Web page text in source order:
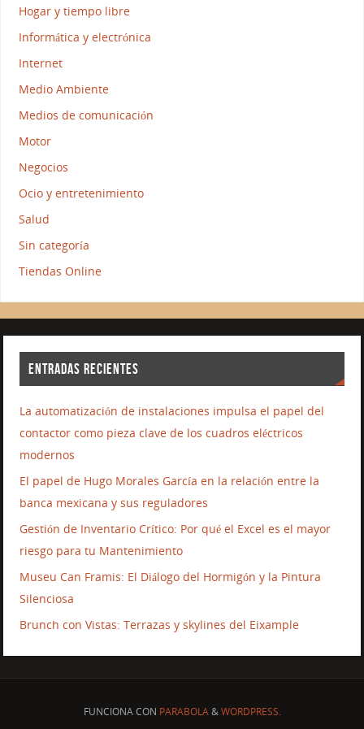
Hogar y tiempo libre
Informática y electrónica
Internet
Medio Ambiente
Medios de comunicación
Motor
Negocios
Ocio y entretenimiento
Salud
Sin categoría
Tiendas Online
ENTRADAS RECIENTES
La automatización de instalaciones impulsa el papel del
contactor como pieza clave de los cuadros eléctricos
modernos
El papel de Hugo Morales García en la relación entre la
banca mexicana y sus reguladores
Gestión de Inventario Crítico: Por qué el Excel es el mayor
riesgo para tu Mantenimiento
Museu Can Framis: El Diálogo del Hormigón y la Pintura
Silenciosa
Brunch con Vistas: Terrazas y skylines del Eixample
FUNCIONA CON PARABOLA&WORDPRESS.